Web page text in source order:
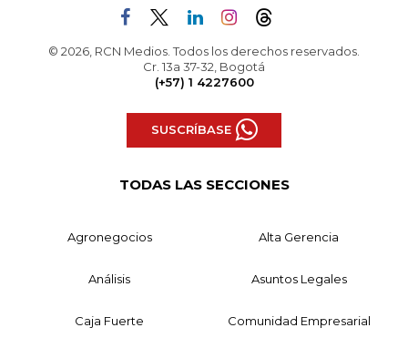
© 2026, RCN Medios. Todos los derechos reservados.
Cr. 13a 37-32, Bogotá
(+57) 1 4227600
SUSCRÍBASE
TODAS LAS SECCIONES
Agronegocios Alta Gerencia
Análisis Asuntos Legales
Caja Fuerte Comunidad Empresarial